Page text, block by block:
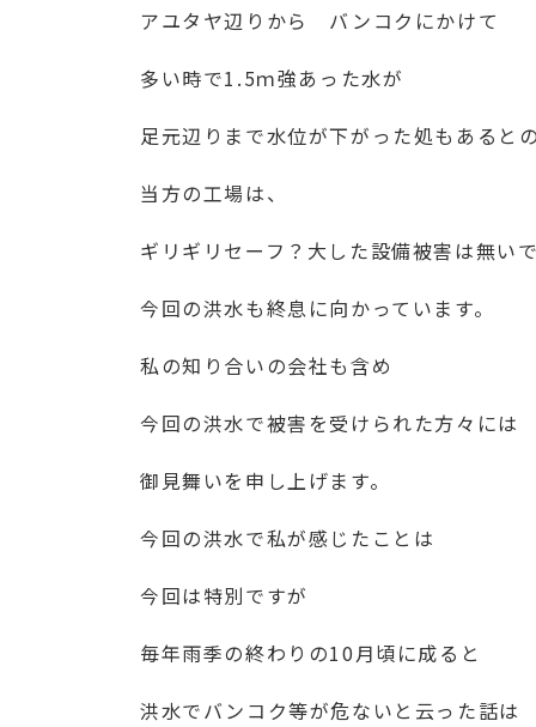
アユタヤ辺りから バンコクにかけて
多い時で1.5ｍ強あった水が
足元辺りまで水位が下がった処もあると
当方の工場は、
ギリギリセーフ？大した設備被害は無い
今回の洪水も終息に向かっています。
私の知り合いの会社も含め
今回の洪水で被害を受けられた方々には
御見舞いを申し上げます。
今回の洪水で私が感じたことは
今回は特別ですが
毎年雨季の終わりの10月頃に成ると
洪水でバンコク等が危ないと云った話は